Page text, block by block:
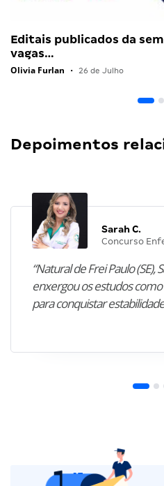
Editais publicados da
vagas…
Olivia Furlan • 26 de Julho
Depoimentos
Sarah C.
Concurso
“Natural de Frei Paulo (SE),
enxergou os estudos
para conquistar